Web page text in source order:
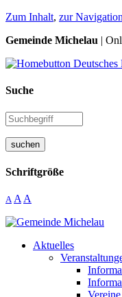
Zum Inhalt, zur Navigation
Gemeinde Michelau |
Suche
suchen
Schriftgröße
A A A
Aktuelles